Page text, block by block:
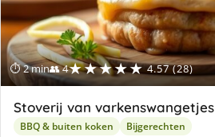
⏱ 2 min👥 4★★★★★ 4.57 (28)
Stoverij van varkenswangetjes
BBQ & buiten koken Bijgerechten